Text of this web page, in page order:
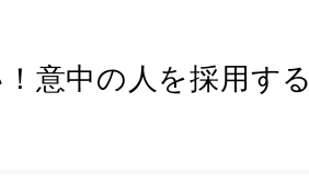
意中の人を採用する